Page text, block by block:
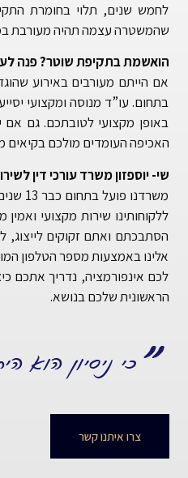
לחמש שנים, תלוי בחומרת
שהמשטרה עצמה תהיה מעורבת
הואשמת בתקיפת שוטר? פנה
אם הייתם מעורבים באירוע
בתחום. עו”ד מנוסה ומקצועי
באופן מקצועי לטובתכם. גם אם
האכיפה העומדים מולכם בקיאים
שי- יוספזון משרד עורכי דין
ללקוחותינו שירות מקצועי
אלינו באמצעות מספר הטלפון
לכם אינפורמציה, נדריך אתכם
הראשונית שלכם בנושא.
צרו איתנו קשר